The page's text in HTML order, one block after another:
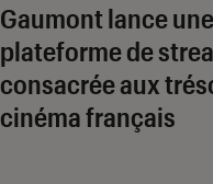
Gaumont lance une
plateforme de
consacrée aux
cinéma français